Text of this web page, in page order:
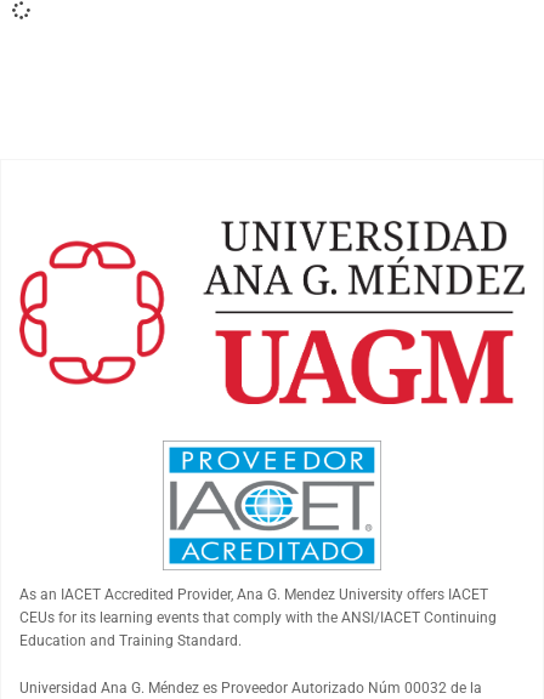
As an IACET Accredited Provider, Ana G. Mendez University offers IACET
CEUs for its learning events that comply with the ANSI/ IACET Continuing
Education and Training Standard.
Universidad Ana G. Méndez es Proveedor Autorizado Núm 00032 de la